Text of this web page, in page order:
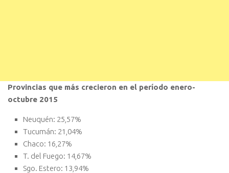
Provincias que más crecieron en el período enero-
octubre 2015
Neuquén: 25,57%
Tucumán: 21,04%
Chaco: 16,27%
T. del Fuego: 14,67%
Sgo. Estero: 13,94%